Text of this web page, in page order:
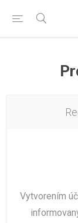
Vytvorením